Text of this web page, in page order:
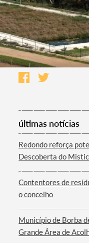
últimas notícias
Redondo reforça
Descoberta do
Contentores de
o concelho
Município de Borba
Grande Área de